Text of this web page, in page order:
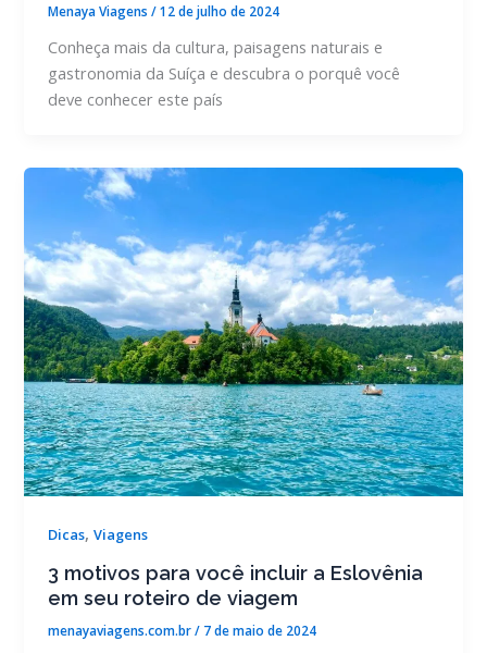
Menaya Viagens/12 de julho de 2024
Conheça mais da cultura, paisagens naturais e
gastronomia da Suíça e descubra o porquê você
deve conhecer este país
Dicas,Viagens
3 motivos para você incluir a Eslovênia
em seu roteiro de viagem
menayaviagens.com.br/ 7 de maio de 2024